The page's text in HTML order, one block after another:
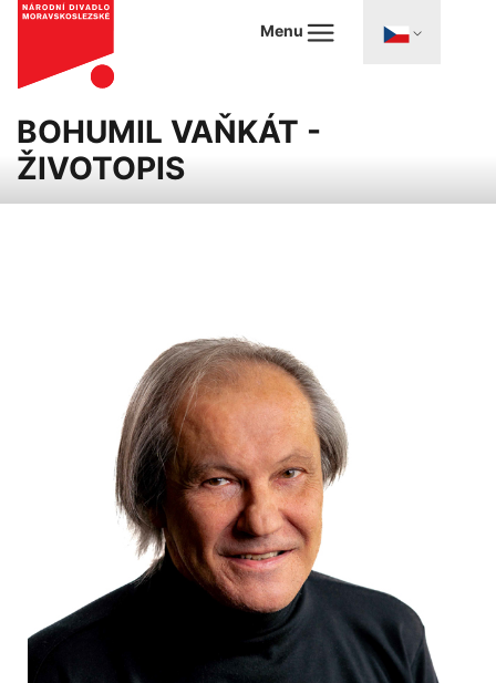
Menu
BOHUMIL VAŇKÁT -
ŽIVOTOPIS